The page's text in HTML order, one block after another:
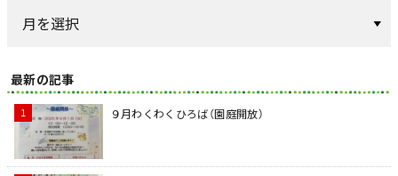
最新の記事
９月わくわくひろば（園庭開放）